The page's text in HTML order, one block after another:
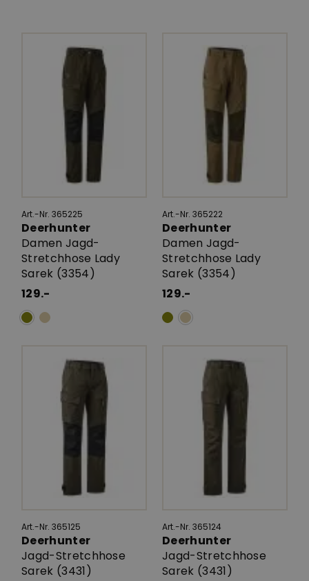
Art.-Nr. 365225
Deerhunter
Damen Jagd-
Stretchhose Lady
Sarek (3354)
129.-
Art.-Nr. 365222
Deerhunter
Damen Jagd-
Stretchhose Lady
Sarek (3354)
129.-
Art.-Nr. 365125
Deerhunter
Jagd-Stretchhose
Sarek (3431)
Art.-Nr. 365124
Deerhunter
Jagd-Stretchhose
Sarek (3431)